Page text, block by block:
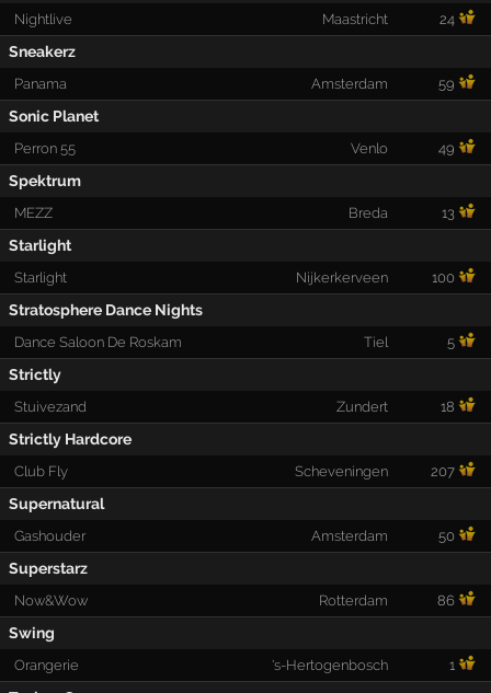
Nightlive Maastricht 24
Sneakerz
Panama Amsterdam 59
Sonic Planet
Perron 55 Venlo 49
Spektrum
MEZZ Breda 13
Starlight
Starlight Nijkerkerveen 100
Stratosphere Dance Nights
Dance Saloon De Roskam Tiel 5
Strictly
Stuivezand Zundert 18
Strictly Hardcore
Club Fly Scheveningen 207
Supernatural
Gashouder Amsterdam 50
Superstarz
Now&Wow Rotterdam 86
Swing
Orangerie 's-Hertogenbosch 1